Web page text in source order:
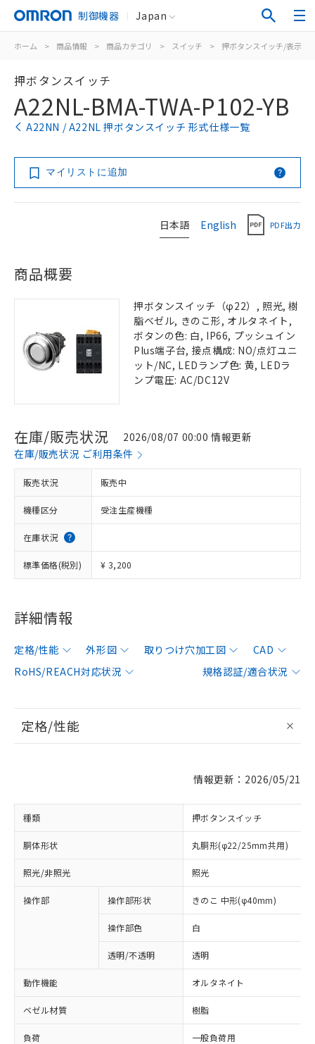
制御機器 Japan
ホーム > 商品情報 > 商品カテゴリ > スイッチ > 押ボタンスイッチ/表示灯
押ボタンスイッチ
A22NL-BMA-TWA-P102-YB
A22NN / A22NL 押ボタンスイッチ 形式仕様一覧
マイリストに追加
日本語 English PDF出力
商品概要
押ボタンスイッチ（φ22）, 照光, 樹
脂ベゼル, きのこ形, オルタネイト,
ボタンの色: 白, IP66, プッシュイン
Plus端子台, 接点構成: NO/点灯ユニ
ット/NC, LEDランプ色: 黄, LEDラ
ンプ電圧: AC/DC12V
在庫/販売状況
2026/08/07 00:00 情報更新
在庫/販売状況 ご利用条件
販売状況 販売中
機種区分 受注生産機種
在庫状況
標準価格(税別) ¥ 3,200
詳細情報
定格/性能 外形図 取りつけ穴加工図
CAD
RoHS/REACH対応状況
規格認証/適合状況
定格/性能
情報更新：2026/05/21
種類 押ボタンスイッチ
胴体形状 丸胴形(φ22/25mm共用)
照光/非照光 照光
操作部 操作部形状 きのこ 中形(φ40mm)
操作部色 白
透明/不透明 透明
動作機能 オルタネイト
ベゼル材質 樹脂
負荷 一般負荷用